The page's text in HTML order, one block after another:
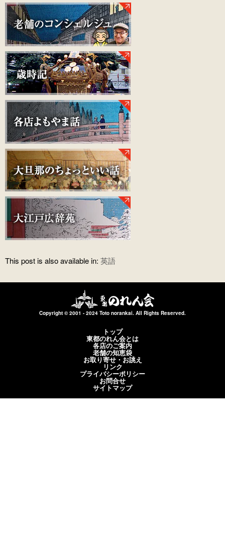
This post is also available in: 英語
Copyright © 2001 - 2024 Toto norankai. All Rights Reserved.
トップ
東都のれん会とは
各店のご案内
老舗の知恵袋
お取り寄せ・お誂え
リンク
プライバシーポリシー
お問合せ
サイトマップ